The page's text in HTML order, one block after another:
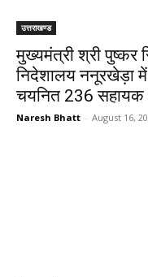
उत्तराखण्ड
मुख्यमंत्री श्री पुष्कर
निदेशालय ननूरखेड़ा में
चयनित 236 सहायक
Naresh Bhatt - August 16,